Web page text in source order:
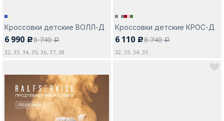
Кроссовки детские ВОЛЛ-Д
6 990 c8 740a
32, 33, 34, 35, 36, 37, 38
Кроссовки детские КРОС-Д
6 110 c8 740a
32, 33, 34, 35